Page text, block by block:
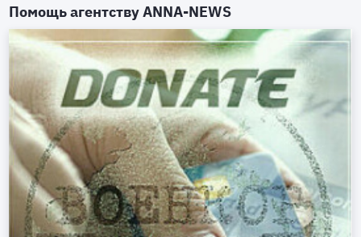
Помощь агентствуANNA-NEWS